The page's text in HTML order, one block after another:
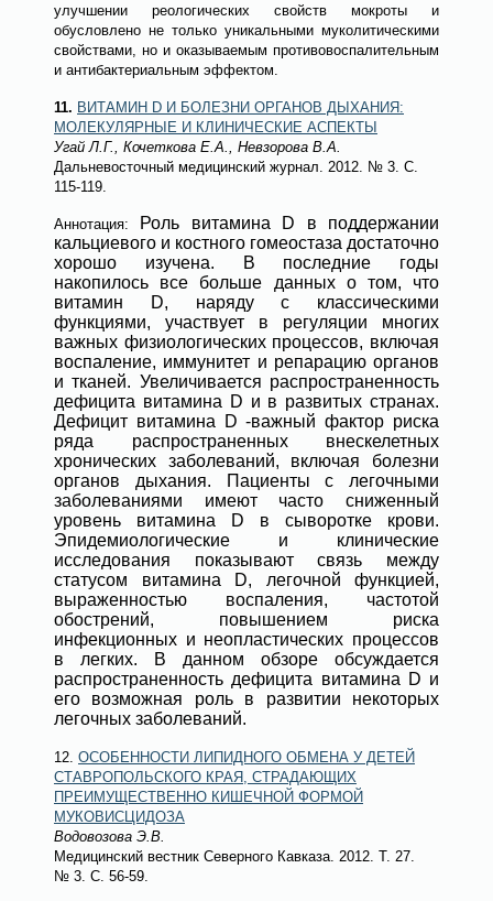
улучшении реологических свойств мокроты и
обусловлено не только уникальными муколитическими
свойствами, но и оказываемым противовоспалительным
и антибактериальным эффектом.
11. ВИТАМИН D И БОЛЕЗНИ ОРГАНОВ ДЫХАНИЯ:
МОЛЕКУЛЯРНЫЕ И КЛИНИЧЕСКИЕ АСПЕКТЫ
Угай Л.Г., Кочеткова Е.А., Невзорова В.А.
Дальневосточный медицинский журнал . 2012. № 3 . С.
115-119.
Аннотация:
Роль витамина D в поддержании
кальциевого и костного гомеостаза достаточно
хорошо изучена. В последние годы
накопилось все больше данных о том, что
витамин D, наряду с классическими
функциями, участвует в регуляции многих
важных физиологических процессов, включая
воспаление, иммунитет и репарацию органов
и тканей. Увеличивается распространенность
дефицита витамина D и в развитых странах.
Дефицит витамина D -важный фактор риска
ряда распространенных внескелетных
хронических заболеваний, включая болезни
органов дыхания. Пациенты с легочными
заболеваниями имеют часто сниженный
уровень витамина D в сыворотке крови.
Эпидемиологические и клинические
исследования показывают связь между
статусом витамина D, легочной функцией,
выраженностью воспаления, частотой
обострений, повышением риска
инфекционных и неопластических процессов
в легких. В данном обзоре обсуждается
распространенность дефицита витамина D и
его возможная роль в развитии некоторых
легочных заболеваний.
12. ОСОБЕННОСТИ ЛИПИДНОГО ОБМЕНА У ДЕТЕЙ
СТАВРОПОЛЬСКОГО КРАЯ, СТРАДАЮЩИХ
ПРЕИМУЩЕСТВЕННО КИШЕЧНОЙ ФОРМОЙ
МУКОВИСЦИДОЗА
Водовозова Э.В.
Медицинский вестник Северного Кавказа . 2012. Т. 27.
№ 3 . С. 56-59.